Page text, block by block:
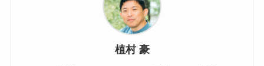
植村 豪